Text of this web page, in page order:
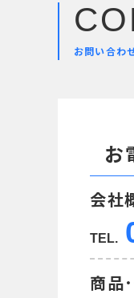
お問い合わ
お
会社
TEL.
商品